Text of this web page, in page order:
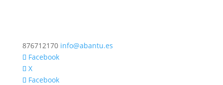
876712170 info@abantu.es
Facebook
X
Facebook